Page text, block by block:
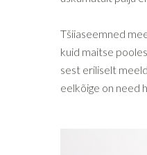
Tšiiaseemned
kuid maitse
sest eriliselt
eelkõige on need